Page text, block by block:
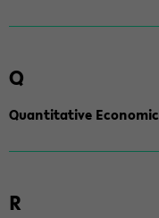
Q
Quantitative
R